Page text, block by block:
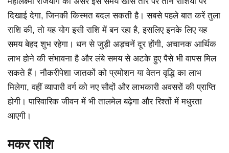
दिखाई देगा, जिनकी किस्मत बदल सकती है। सबसे पहले बात करें तुला
राशि की, तो यह योग इसी राशि में बन रहा है, इसलिए इनके लिए यह
समय बेहद शुभ रहेगा। धन से जुड़ी अड़चनें दूर होंगी, अचानक आर्थिक
लाभ होने की संभावना है और लंबे समय से अटके हुए पैसे भी वापस मिल
सकते हैं। नौकरीपेशा जातकों को प्रमोशन या वेतन वृद्धि का लाभ
मिलेगा, वहीं व्यापारी वर्ग को नए सौदों और लाभकारी अवसरों की प्राप्ति
होगी। पारिवारिक जीवन में भी तालमेल बढ़ेगा और रिश्तों में मधुरता
आएगी।
मकर राशि